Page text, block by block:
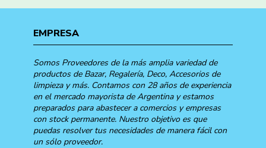
EMPRESA
Somos Proveedores de la más amplia variedad de
productos de Bazar, Regalería, Deco, Accesorios de
limpieza y más. Contamos con 28 años de experiencia
en el mercado mayorista de Argentina y estamos
preparados para abastecer a comercios y empresas
con stock permanente. Nuestro objetivo es que
puedas resolver tus necesidades de manera fácil con
un sólo proveedor.